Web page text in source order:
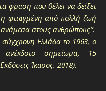
φράση που θέλει να δείξει
φτιαγμένη από πολλή ζωή
στους ανθρώπους”.
Ελλάδα το 1963, ο
ανέκδοτο σημείωμα, 15
Ίκαρος, 2018).